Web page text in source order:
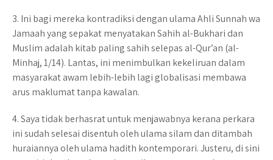
3. Ini bagi mereka kontradiksi dengan ulama Ahli Sunnah wa
Jamaah yang sepakat menyatakan Sahih al-Bukhari dan
Muslim adalah kitab paling sahih selepas al-Qur’an (al-
Minhaj, 1/14). Lantas, ini menimbulkan kekeliruan dalam
masyarakat awam lebih-lebih lagi globalisasi membawa
arus maklumat tanpa kawalan.
4. Saya tidak berhasrat untuk menjawabnya kerana perkara
ini sudah selesai disentuh oleh ulama silam dan ditambah
huraiannya oleh ulama hadith kontemporari. Justeru, di sini